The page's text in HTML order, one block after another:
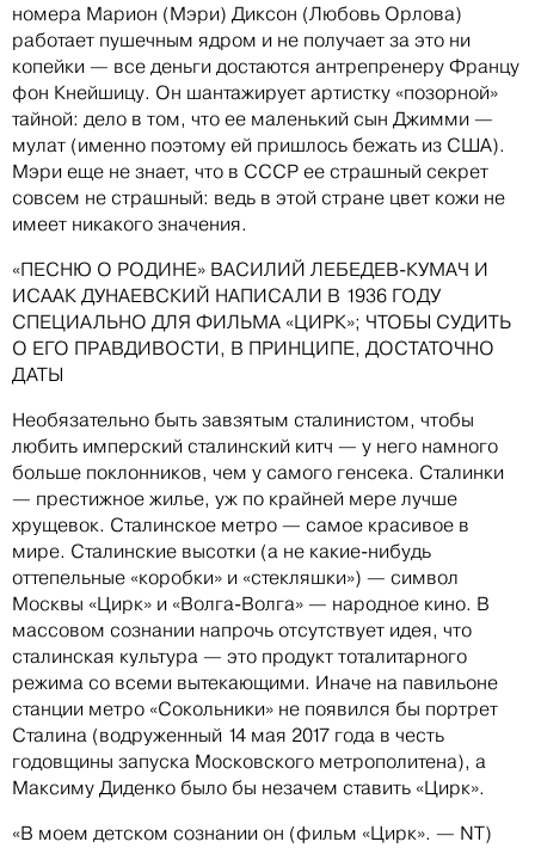
номера Марион (Мэри) Диксон (Любовь Орлова)
работает пушечным ядром и не получает за это ни
копейки — все деньги достаются антрепренеру Францу
фон Кнейшицу. Он шантажирует артистку «позорной»
тайной: дело в том, что ее маленький сын Джимми —
мулат (именно поэтому ей пришлось бежать из США).
Мэри еще не знает, что в СССР ее страшный секрет
совсем не страшный: ведь в этой стране цвет кожи не
имеет никакого значения.
«ПЕСНЮ О РОДИНЕ» ВАСИЛИЙ ЛЕБЕДЕВ-КУМАЧ И
ИСААК ДУНАЕВСКИЙ НАПИСАЛИ В 1936 ГОДУ
СПЕЦИАЛЬНО ДЛЯ ФИЛЬМА «ЦИРК»; ЧТОБЫ СУДИТЬ
О ЕГО ПРАВДИВОСТИ, В ПРИНЦИПЕ, ДОСТАТОЧНО
ДАТЫ
Необязательно быть завзятым сталинистом, чтобы
любить имперский сталинский китч — у него намного
больше поклонников, чем у самого генсека. Сталинки
— престижное жилье, уж по крайней мере лучше
хрущевок. Сталинское метро — самое красивое в
мире. Сталинские высотки (а не какие-нибудь
оттепельные «коробки» и «стекляшки») — символ
Москвы «Цирк» и «Волга-Волга» — народное кино. В
массовом сознании напрочь отсутствует идея, что
сталинская культура — это продукт тоталитарного
режима со всеми вытекающими. Иначе на павильоне
станции метро «Сокольники» не появился бы портрет
Сталина (водруженный 14 мая 2017 года в честь
годовщины запуска Московского метрополитена), а
Максиму Диденко было бы незачем ставить «Цирк».
«В моем детском сознании он (фильм «Цирк». — NT)